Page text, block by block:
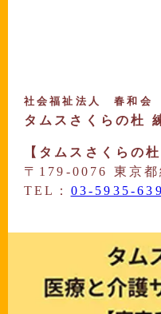
社会福祉法人 春和会
タムスさくらの杜
【タムスさくらの
〒179-0076 東京
TEL： 03-5935-